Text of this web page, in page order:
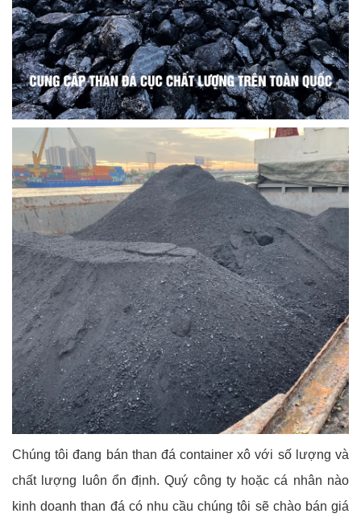
Chúng tôi đang bán than đá container xô với số lượng và
chất lượng luôn ổn định. Quý công ty hoặc cá nhân nào
kinh doanh than đá có nhu cầu chúng tôi sẽ chào bán giá